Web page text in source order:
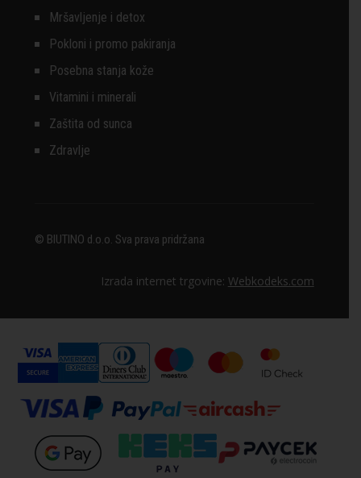
Mršavljenje i detox
Pokloni i promo pakiranja
Posebna stanja kože
Vitamini i minerali
Zaštita od sunca
Zdravlje
© BIUTINO d.o.o. Sva prava pridržana
Izrada internet trgovine: Webkodeks.com